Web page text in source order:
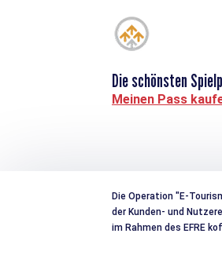
Die schönsten
Meinen Pass
Die Operation "E-
der Kunden- und
im Rahmen des EFRE